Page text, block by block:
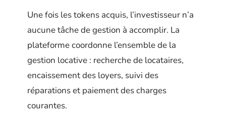
Une fois les tokens acquis, l’investisseur n’a
aucune tâche de gestion à accomplir. La
plateforme coordonne l’ensemble de la
gestion locative : recherche de locataires,
encaissement des loyers, suivi des
réparations et paiement des charges
courantes.